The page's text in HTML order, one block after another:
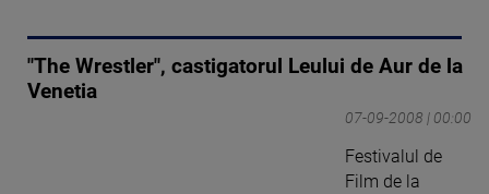
"The Wrestler", castigatorul Leului de Aur de la
Venetia
07-09-2008 | 00:00
Festivalul de
Film de la